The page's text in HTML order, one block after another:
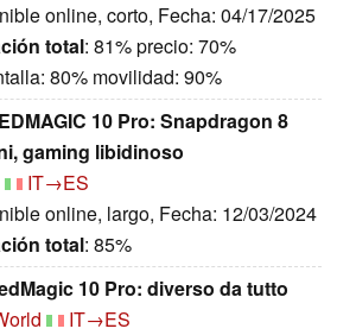
online, corto, Fecha: 04/17/2025
total: 81% precio: 70%
80% movilidad: 90%
10 Pro: Snapdragon 8
gaming libidinoso
IT→ES
online, largo, Fecha: 12/03/2024
total: 85%
10 Pro: diverso da tutto
IT→ES